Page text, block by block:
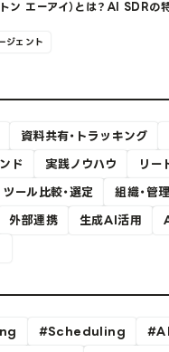
エーアイ）とは？AI SDRの特
ジェント
資料共有・トラッキング
ド 実践ノウハウ リー
ツール比較・選定 組織・管理
外部連携 生成AI活用
Scheduling